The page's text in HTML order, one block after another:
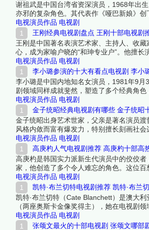
谢祖武是中国台湾省资深演员，1968年出
亦邪的复杂角色。其代表作《哑巴新娘》
获中高龄观众热烈反响。下面跟着榜中榜编
电视演员作品 电视剧
王刚经典电视剧盘点 王刚十部电视剧
王刚是中国著名表演艺术家、主持人、收
心，成为家喻户晓的“和珅专业户”。他擅
佳男配角、全国德艺双馨电视艺术工作者
之作。下面跟着榜中榜编辑一起来看看详细
电视演员作品 电视剧
李小璐参演的十大有看点电视剧 李小
李小璐是中国内地知名女演员，1981年9
剧领域同样成就斐然，塑造了多个经典角
材。尽管近年因个人生活引发争议，但其
电视演员作品 电视剧
金子统昭经典电视剧有哪些 金子统昭
金子统昭出身艺术世家，父亲是著名演员
风格内敛而富有爆发力，特别擅长刻画社
认可，是日本影视圈不可或缺的个性派演员。
电视演员作品 电视剧
高庚杓人气电视剧推荐 高庚杓十部高
高庚杓是韩国实力派新生代演员中的佼佼
家，他创造了多个令人难忘的角色。这位
与观众缘兼具的代表。下面跟着榜中榜编辑
电视演员作品 电视剧
凯特·布兰切特电视剧推荐 凯特·布兰
凯特·布兰切特（Cate Blanchett）是澳大
（两座奥斯卡金像奖得主），她在电视剧
强势的女性角色，表演风格极具张力和层
一起来看看详细名单吧！
电视演员作品 电视剧
张颂文最火的十部电视剧 张颂文哪部